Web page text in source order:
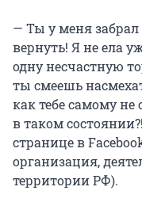
— Ты у меня
вернуть! Я не ела
одну несчастную
ты смеешь
как тебе самому не
в таком
странице в
организация,
территории РФ).